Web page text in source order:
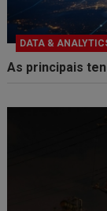
DATA &
As principais